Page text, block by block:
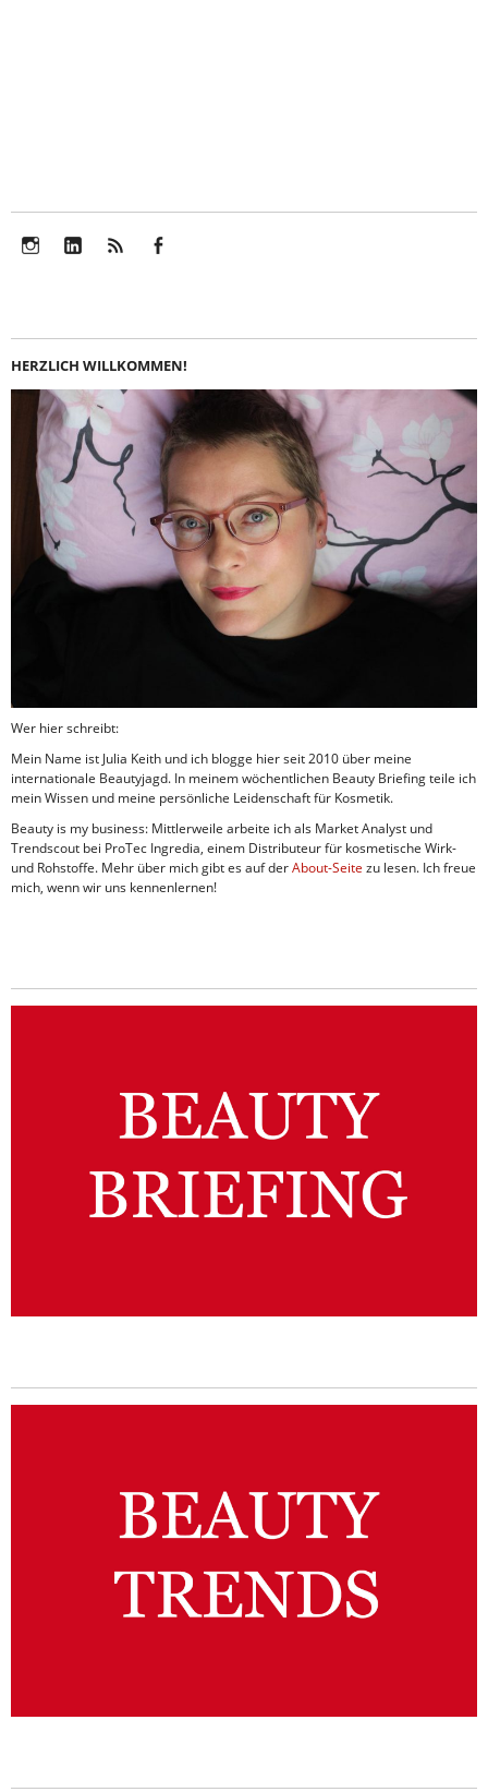
HERZLICH WILLKOMMEN!
Wer hier schreibt:
Mein Name ist Julia Keith und ich blogge hier seit 2010 über meine
internationale Beautyjagd. In meinem wöchentlichen Beauty Briefing teile ich
mein Wissen und meine persönliche Leidenschaft für Kosmetik.
Beauty is my business: Mittlerweile arbeite ich als Market Analyst und
Trendscout bei ProTec Ingredia, einem Distributeur für kosmetische Wirk-
und Rohstoffe. Mehr über mich gibt es auf derAbout-Seite zu lesen. Ich freue
mich, wenn wir uns kennenlernen!